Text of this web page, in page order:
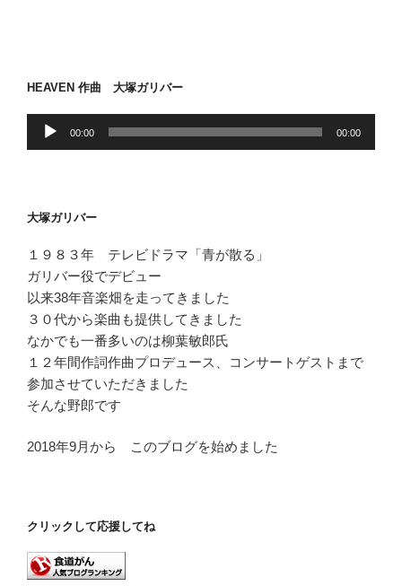
HEAVEN 作曲 大塚ガリバー
ー
ー
00:00 00:00
大塚ガリバー
１９８３年 テレビドラマ「青が散る」
ガリバー役でデビュー
以来38年音楽畑を走ってきました
３０代から楽曲も提供してきました
なかでも一番多いのは柳葉敏郎氏
１２年間作詞作曲プロデュース、コンサートゲストまで
参加させていただきました
そんな野郎です
2018年9月から このブログを始めました
クリックして応援してね